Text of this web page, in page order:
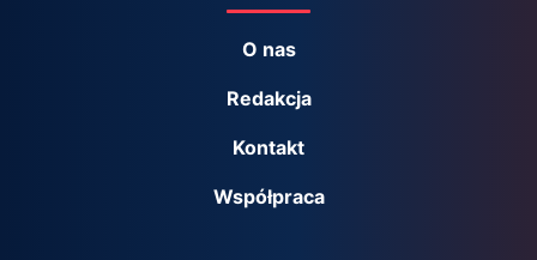
O nas
Redakcja
Kontakt
Współpraca